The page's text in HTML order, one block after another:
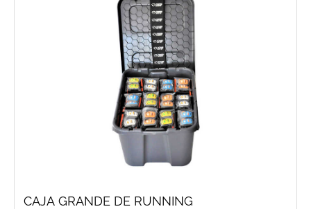
CAJA GRANDE DE RUNNING